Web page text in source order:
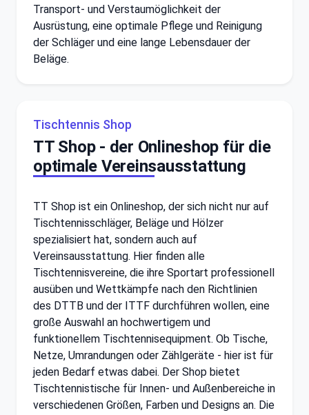
Transport- und Verstaumöglichkeit der
Ausrüstung, eine optimale Pflege und Reinigung
der Schläger und eine lange Lebensdauer der
Beläge.
Tischtennis Shop
TT Shop - der Onlineshop für die
optimale Vereinsausstattung
TT Shop ist ein Onlineshop, der sich nicht nur auf
Tischtennisschläger, Beläge und Hölzer
spezialisiert hat, sondern auch auf
Vereinsausstattung. Hier finden alle
Tischtennisvereine, die ihre Sportart professionell
ausüben und Wettkämpfe nach den Richtlinien
des DTTB und der ITTF durchführen wollen, eine
große Auswahl an hochwertigem und
funktionellem Tischtennisequipment. Ob Tische,
Netze, Umrandungen oder Zählgeräte - hier ist für
jeden Bedarf etwas dabei. Der Shop bietet
Tischtennistische für Innen- und Außenbereiche in
verschiedenen Größen, Farben und Designs an. Die